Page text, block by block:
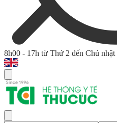
8h00 - 17h từ Thứ 2 đến Chủ nhật